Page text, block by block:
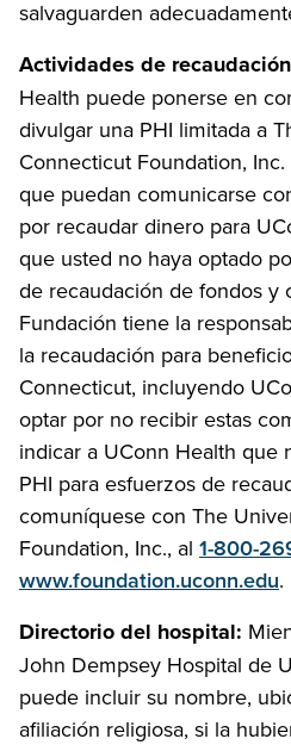
salvaguarden
Actividades de
Health puede ponerse en
divulgar una PHI limitada a
Connecticut Foundation, Inc.
que puedan comunicarse
por recaudar dinero para
que usted no haya optado
de recaudación de fondos y
Fundación tiene la
la recaudación para
Connecticut, incluyendo
optar por no recibir estas
indicar a UConn Health que
PHI para esfuerzos de
comuníquese con The
Foundation, Inc., al 1-800-
www.foundation.uconn.edu.
Directorio del hospital:
John Dempsey Hospital de
puede incluir su nombre,
afiliación religiosa, si la